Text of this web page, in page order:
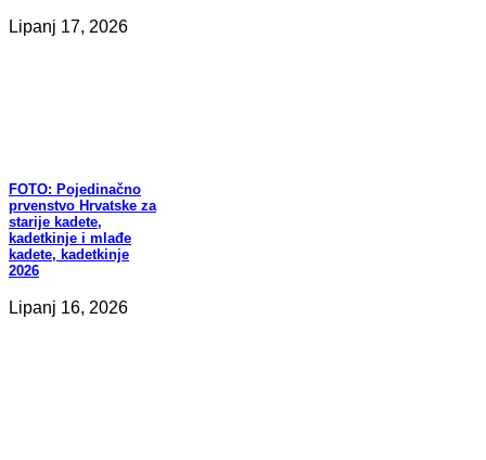
Lipanj 17, 2026
FOTO: Pojedinačno
prvenstvo Hrvatske za
starije kadete,
kadetkinje i mlađe
kadete, kadetkinje
2026
Lipanj 16, 2026